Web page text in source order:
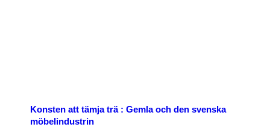
Konsten att tämja trä : Gemla och den svenska
möbelindustrin